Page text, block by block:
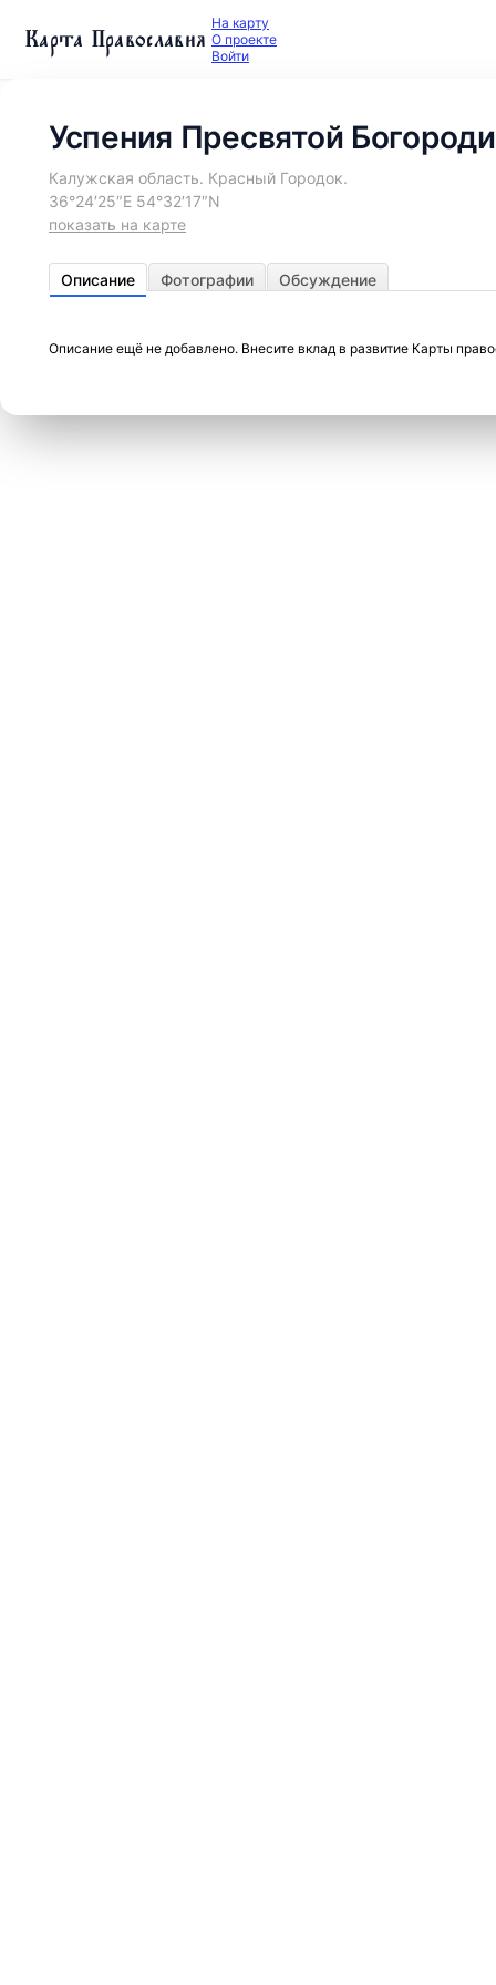
Карта Православия На карту
О проекте
Войти
Успения Пресвятой
Калужская область. Красный Городок.
36°24′25″E 54°32′17″N
показать на карте
Описание Фотографии Обсуждение
Описание ещё не добавлено. Внесите вклад в развитие Карты